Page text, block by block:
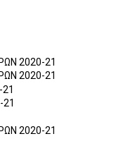
2020-21
2020-21
2020-21